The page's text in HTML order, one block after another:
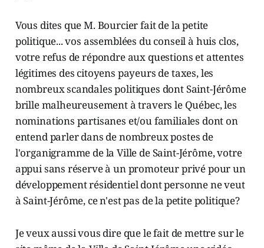
Vous dites que M. Bourcier fait de la petite
politique... vos assemblées du conseil à huis clos,
votre refus de répondre aux questions et attentes
légitimes des citoyens payeurs de taxes, les
nombreux scandales politiques dont Saint-Jérôme
brille malheureusement à travers le Québec, les
nominations partisanes et/ou familiales dont on
entend parler dans de nombreux postes de
l'organigramme de la Ville de Saint-Jérôme, votre
appui sans réserve à un promoteur privé pour un
développement résidentiel dont personne ne veut
à Saint-Jérôme, ce n'est pas de la petite politique?
Je veux aussi vous dire que le fait de mettre sur le